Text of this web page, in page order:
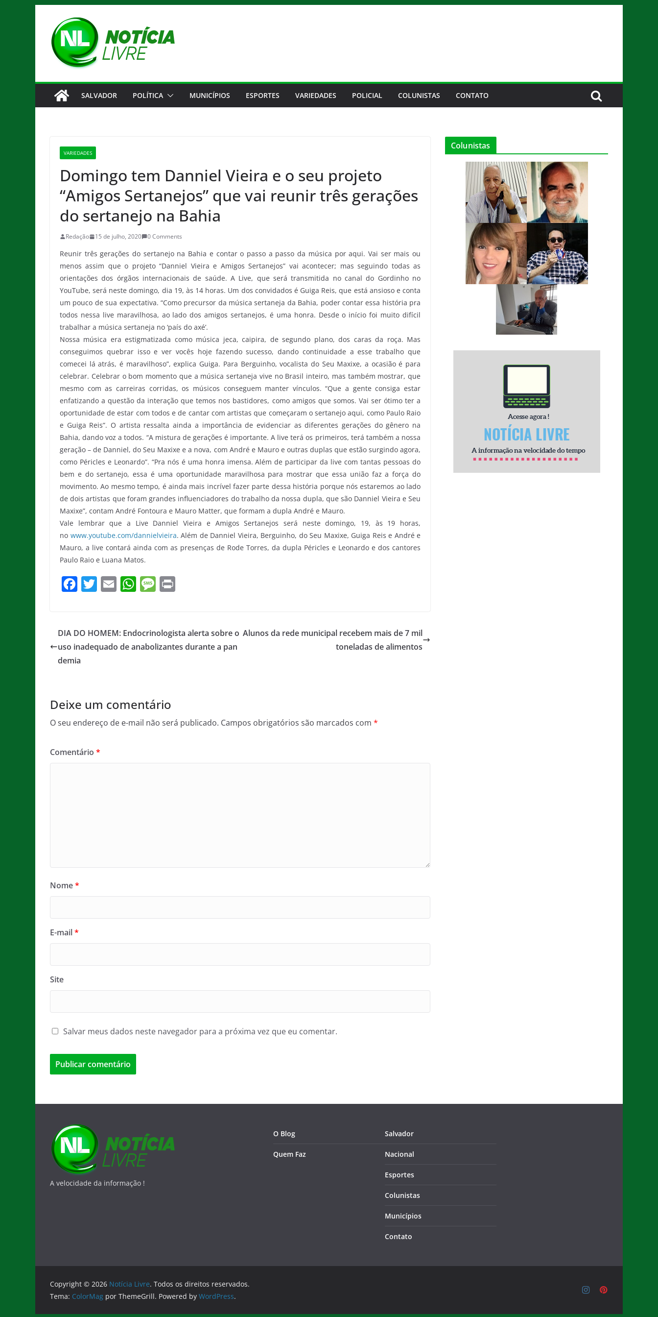
conteúdo
SALVADOR POLÍTICA MUNICÍPIOS ESPORTES VARIEDADES POLICIAL COLUNISTAS CONTATO
VARIEDADES
Domingo tem Danniel Vieira e o seu projeto
“Amigos Sertanejos” que vai reunir três gerações
do sertanejo na Bahia
Redação 15 de julho, 2020 0 Comments
Reunir três gerações do sertanejo na Bahia e contar o passo a passo da música por aqui. Vai ser mais ou
menos assim que o projeto “Danniel Vieira e Amigos Sertanejos” vai acontecer; mas seguindo todas as
orientações dos órgãos internacionais de saúde. A Live, que será transmitida no canal do Gordinho no
YouTube, será neste domingo, dia 19, às 14 horas. Um dos convidados é Guiga Reis, que está ansioso e conta
um pouco de sua expectativa. “Como precursor da música sertaneja da Bahia, poder contar essa história pra
todos nessa live maravilhosa, ao lado dos amigos sertanejos, é uma honra. Desde o início foi muito difícil
trabalhar a música sertaneja no ‘país do axé’.
Nossa música era estigmatizada como música jeca, caipira, de segundo plano, dos caras da roça. Mas
conseguimos quebrar isso e ver vocês hoje fazendo sucesso, dando continuidade a esse trabalho que
comecei lá atrás, é maravilhoso”, explica Guiga. Para Berguinho, vocalista do Seu Maxixe, a ocasião é para
celebrar. Celebrar o bom momento que a música sertaneja vive no Brasil inteiro, mas também mostrar, que
mesmo com as carreiras corridas, os músicos conseguem manter vínculos. “Que a gente consiga estar
enfatizando a questão da interação que temos nos bastidores, como amigos que somos. Vai ser ótimo ter a
oportunidade de estar com todos e de cantar com artistas que começaram o sertanejo aqui, como Paulo Raio
e Guiga Reis”. O artista ressalta ainda a importância de evidenciar as diferentes gerações do gênero na
Bahia, dando voz a todos. “A mistura de gerações é importante. A live terá os primeiros, terá também a nossa
geração – de Danniel, do Seu Maxixe e a nova, com André e Mauro e outras duplas que estão surgindo agora,
como Péricles e Leonardo”. “Pra nós é uma honra imensa. Além de participar da live com tantas pessoas do
bem e do sertanejo, essa é uma oportunidade maravilhosa para mostrar que essa união faz a força do
movimento. Ao mesmo tempo, é ainda mais incrível fazer parte dessa história porque nós estaremos ao lado
de dois artistas que foram grandes influenciadores do trabalho da nossa dupla, que são Danniel Vieira e Seu
Maxixe”, contam André Fontoura e Mauro Matter, que formam a dupla André e Mauro.
Vale lembrar que a Live Danniel Vieira e Amigos Sertanejos será neste domingo, 19, às 19 horas,
no www.youtube.com/dannielvieira. Além de Danniel Vieira, Berguinho, do Seu Maxixe, Guiga Reis e André e
Mauro, a live contará ainda com as presenças de Rode Torres, da dupla Péricles e Leonardo e dos cantores
Paulo Raio e Luana Matos.
F
e
b
o
T
er
E
l
W
s
A
M
a
g
DIA DO HOMEM: Endocrinologista alerta sobre o
uso inadequado de anabolizantes durante a pan
demia
Alunos da rede municipal recebem mais de 7 mil
toneladas de alimentos
Deixe um comentário
O seu endereço de e-mail não será publicado. Campos obrigatórios são marcados com *
Comentário *
Nome*
E-mail*
Site
Salvar meus dados neste navegador para a próxima vez que eu comentar.
Colunistas
A velocidade da informação !
O Blog
Quem Faz
Salvador
Nacional
Esportes
Colunistas
Municípios
Contato
Copyright © 2026 Notícia Livre. Todos os direitos reservados.
Tema: ColorMag por ThemeGrill. Powered by WordPress.